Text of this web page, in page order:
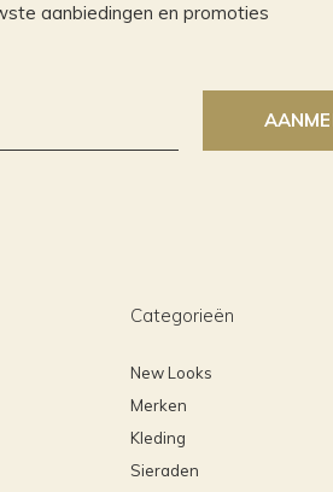
aanbiedingen en promoties
Categorieën
New Looks
Merken
Kleding
Sieraden